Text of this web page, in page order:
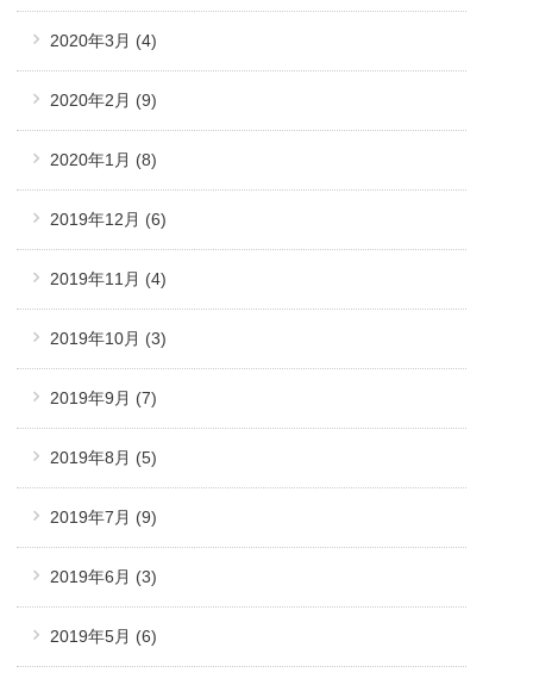
2020年3月 (4)
2020年2月 (9)
2020年1月 (8)
2019年12月 (6)
2019年11月 (4)
2019年10月 (3)
2019年9月 (7)
2019年8月 (5)
2019年7月 (9)
2019年6月 (3)
2019年5月 (6)